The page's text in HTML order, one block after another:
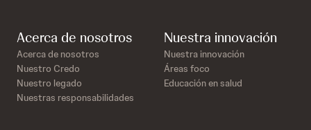
Acerca de nosotros
Acerca de nosotros
Nuestro Credo
Nuestro legado
Nuestras responsabilidades
Nuestra innovación
Nuestra innovación
Áreas foco
Educación en salud